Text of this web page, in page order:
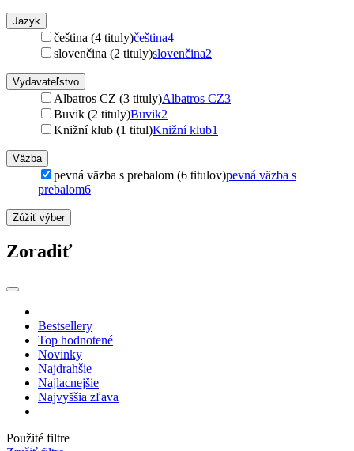
Jazyk
čeština (4 tituly)čeština4
slovenčina (2 tituly)slovenčina2
Vydavateľstvo
Albatros CZ (3 tituly)Albatros CZ3
Buvik (2 tituly)Buvik2
Knižní klub (1 titul)Knižní klub1
Väzba
pevná väzba s prebalom (6 titulov)pevná väzba s
prebalom6
Zúžiť výber
Zoradiť
Bestsellery
Top hodnotené
Novinky
Najdrahšie
Najlacnejšie
Najvyššia zľava
Použité filtre